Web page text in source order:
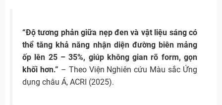
“Độ tương phản giữa nẹp đen và vật liệu sáng có
thể tăng khả năng nhận diện đường biên mảng
ốp lên 25 – 35%, giúp không gian rõ form, gọn
khối hơn.” – Theo Viện Nghiên cứu Màu sắc Ứng
dụng châu Á, ACRI (2025).